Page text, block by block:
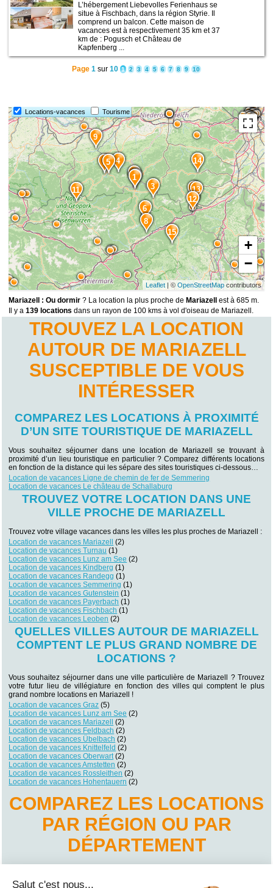
L’hébergement Liebevolles Ferienhaus se
situe à Fischbach, dans la région Styrie. Il
comprend un balcon. Cette maison de
vacances est à respectivement 35 km et 37
km de : Pogusch et Château de
Kapfenberg ...
Page 1 sur 10 1 2 3 4 5 6 7 8 9 10
Locations-vacances Tourisme
15
14
13
12
11 10
9
8
7
6
5 4
3
2
1
+
−
Leaflet| © OpenStreetMapcontributors
Mariazell : Ou dormir ? La location la plus proche de Mariazell
est à 685 m.
Il y a139 locations dans un rayon de 100 kms à vol d'oiseau de Mariazell.
TROUVEZ LA LOCATION
AUTOUR DE MARIAZELL
SUSCEPTIBLE DE VOUS
INTÉRESSER
COMPAREZ LES LOCATIONS À PROXIMITÉ
D’UN SITE TOURISTIQUE DE MARIAZELL
Vous souhaitez séjourner dans une location de Mariazell se trouvant à
proximité d’un lieu touristique en particulier ? Comparez différents locations
en fonction de la distance qui les sépare des sites touristiques ci-dessous…
Location de vacances Ligne de chemin de fer de Semmering
Location de vacances Le château de Schallaburg
TROUVEZ VOTRE LOCATION DANS UNE
VILLE PROCHE DE MARIAZELL
Trouvez votre village vacances dans les villes les plus proches de Mariazell :
Location de vacances Mariazell
(2)
Location de vacances Turnau (1)
Location de vacances Lunz am See (2)
Location de vacances Kindberg (1)
Location de vacances Randegg (1)
Location de vacances Semmering (1)
Location de vacances Gutenstein (1)
Location de vacances Payerbach (1)
Location de vacances Fischbach (1)
Location de vacances Leoben (2)
QUELLES VILLES AUTOUR DE MARIAZELL
COMPTENT LE PLUS GRAND NOMBRE DE
LOCATIONS ?
Vous souhaitez séjourner dans une ville particulière de Mariazell ? Trouvez
votre futur lieu de villégiature en fonction des villes qui comptent le plus
grand nombre locations en Mariazell !
Location de vacances Graz (5)
Location de vacances Lunz am See (2)
Location de vacances Mariazell
(2)
Location de vacances Feldbach (2)
Location de vacances Übelbach (2)
Location de vacances Knittelfeld (2)
Location de vacances Oberwart(2)
Location de vacances Amstetten (2)
Location de vacances Rossleithen (2)
Location de vacances Hohentauern (2)
COMPAREZ LES LOCATIONS
PAR RÉGION OU PAR
DÉPARTEMENT
Location de vacances Carinthie
Salut c'est nous...